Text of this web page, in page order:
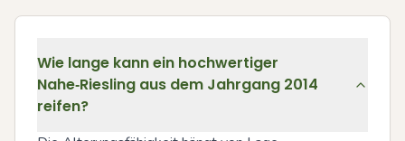
Wie lange kann ein hochwertiger
Nahe‑Riesling aus dem Jahrgang 2014
reifen?